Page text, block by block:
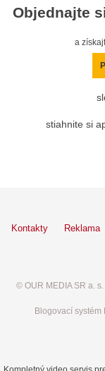
Objednajte
a
stiahnite si
Kontakty Reklama
© OUR MEDIA SR a.
Blogovací systém